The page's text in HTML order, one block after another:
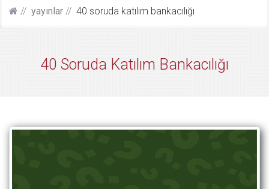
yayinlar 40 soruda katılım bankacılığı
40 Soruda Katılım Bankacılığı